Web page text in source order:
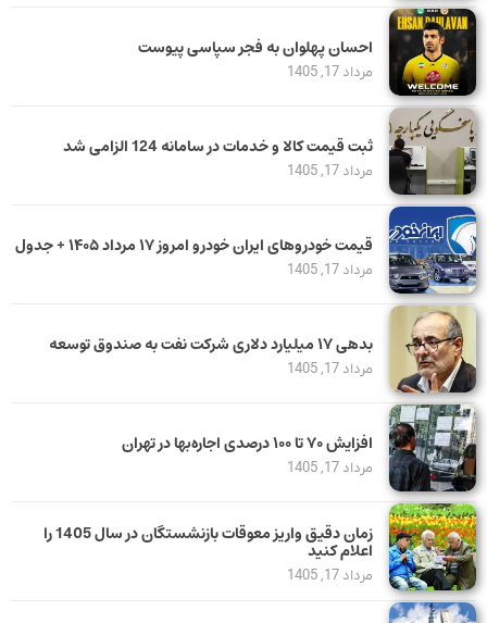
احسان پهلوان به فجر سپاسی پیوست
مرداد 17, 1405
ثبت قیمت کالا و خدمات در سامانه 124 الزامی شد
مرداد 17, 1405
قیمت خودرو‌های ایران خودرو امروز ۱۷ مرداد ۱۴۰۵ + جدول
مرداد 17, 1405
بدهی ١٧ میلیارد دلاری شرکت نفت به صندوق توسعه
مرداد 17, 1405
افزایش ۷۰ تا ۱۰۰ درصدی اجاره‌بها در تهران
مرداد 17, 1405
زمان دقیق واریز معوقات بازنشستگان در سال 1405 را
اعلام کنید
مرداد 17, 1405